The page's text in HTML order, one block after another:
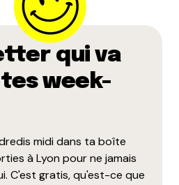
qui va
week-
midi dans ta boîte
à Lyon pour ne jamais
C'est gratis, qu'est-ce que